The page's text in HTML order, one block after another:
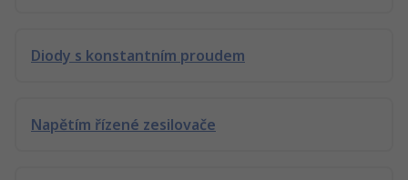
Diody s konstantním proudem
Napětím řízené zesilovače